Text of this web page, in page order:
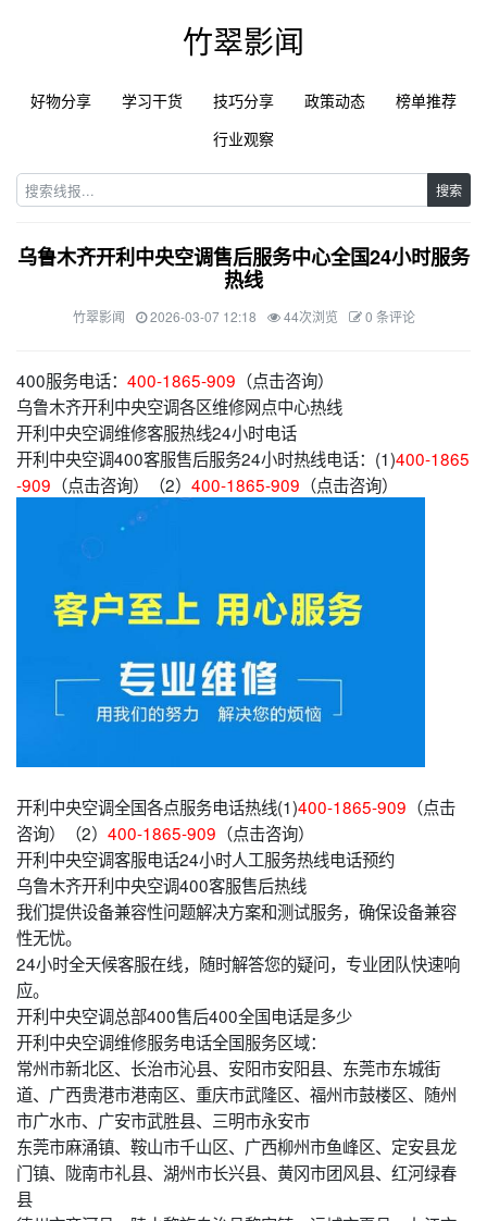
竹翠影闻
好物分享 学习干货 技巧分享 政策动态
榜单推荐
行业观察
搜索
乌鲁木齐开利中央空调售后服务中心全国24小时服务
热线
竹翠影闻 2026-03-07 12:18 44次浏览 0 条评论
400服务电话： 400-1865-909 （点击咨询）
乌鲁木齐开利中央空调各区维修网点中心热线
开利中央空调维修客服热线24小时电话
开利中央空调400客服售后服务24小时热线电话：(1)400-1865
-909 （点击咨询）（2） 400-1865-909 （点击咨询）
开利中央空调全国各点服务电话热线(1)400-1865-909 （点击
咨询）（2） 400-1865-909 （点击咨询）
开利中央空调客服电话24小时人工服务热线电话预约
乌鲁木齐开利中央空调400客服售后热线
我们提供设备兼容性问题解决方案和测试服务，确保设备兼容
性无忧。
24小时全天候客服在线，随时解答您的疑问，专业团队快速响
应。
开利中央空调总部400售后400全国电话是多少
开利中央空调维修服务电话全国服务区域：
常州市新北区、长治市沁县、安阳市安阳县、东莞市东城街
道、广西贵港市港南区、重庆市武隆区、福州市鼓楼区、随州
市广水市、广安市武胜县、三明市永安市
东莞市麻涌镇、鞍山市千山区、广西柳州市鱼峰区、定安县龙
门镇、陇南市礼县、湖州市长兴县、黄冈市团风县、红河绿春
县